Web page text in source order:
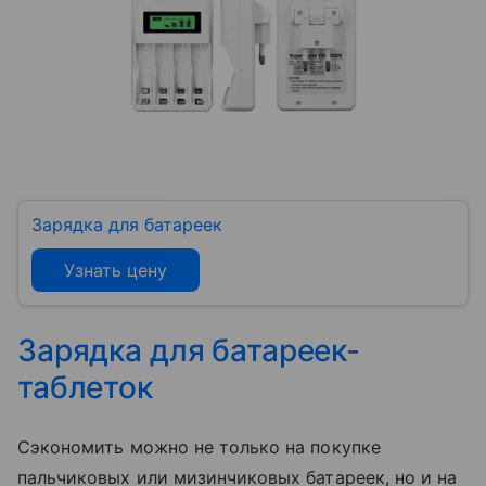
Зарядка для батареек
Узнать цену
Зарядка для батареек-
таблеток
Сэкономить можно не только на покупке
пальчиковых или мизинчиковых батареек, но и на